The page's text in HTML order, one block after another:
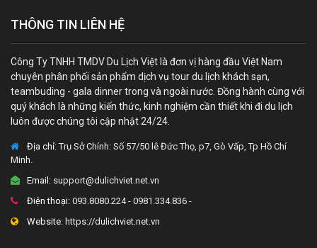
THÔNG TIN LIÊN HỆ
Công Ty TNHH TMDV Du Lịch Việt là đơn vị hàng đầu Việt Nam
chuyên phân phối sản phẩm dịch vụ tour du lịch khách sạn,
teambuding - gala dinner trong và ngoài nước. Đồng hành cùng với
quý khách là những kiến thức, kinh nghiệm cần thiết khi đi du lịch
luôn được chúng tôi cập nhật 24/24.
Địa chỉ:Trụ Sở Chính: Số 57/50 lê Đức Thọ, p7, Gò Vấp, Tp Hồ Chí
Minh.
Email: support@dulichviet.net.vn
Điện thoại: 093.8080.224 - 0981.334.836 -
Website: https://dulichviet.net.vn